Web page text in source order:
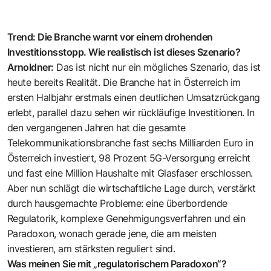
Trend: Die Branche warnt vor einem drohenden
Investitionsstopp. Wie realistisch ist dieses Szenario?
Arnoldner: Das ist nicht nur ein mögliches Szenario, das ist
heute bereits Realität. Die Branche hat in Österreich im
ersten Halbjahr erstmals einen deutlichen Umsatzrückgang
erlebt, parallel dazu sehen wir rückläufige Investitionen. In
den vergangenen Jahren hat die gesamte
Telekommunikationsbranche fast sechs Milliarden Euro in
Österreich investiert, 98 Prozent 5G-Versorgung erreicht
und fast eine Million Haushalte mit Glasfaser erschlossen.
Aber nun schlägt die wirtschaftliche Lage durch, verstärkt
durch hausgemachte Pro­bleme: eine überbordende
Regulatorik, komplexe Genehmigungsverfahren und ein
Paradoxon, wonach gerade jene, die am meisten
investieren, am stärksten reguliert sind.
Was meinen Sie mit „regulatorischem Paradoxon“?